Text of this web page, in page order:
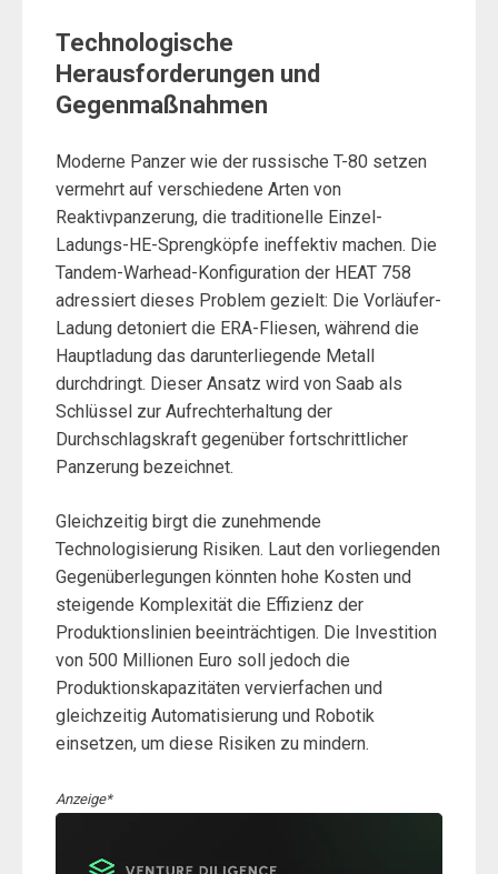
Technologische
Herausforderungen und
Gegenmaßnahmen
Moderne Panzer wie der russische T-80 setzen
vermehrt auf verschiedene Arten von
Reaktivpanzerung, die traditionelle Einzel-
Ladungs-HE-Sprengköpfe ineffektiv machen. Die
Tandem-Warhead-Konfiguration der HEAT 758
adressiert dieses Problem gezielt: Die Vorläufer-
Ladung detoniert die ERA-Fliesen, während die
Hauptladung das darunterliegende Metall
durchdringt. Dieser Ansatz wird von Saab als
Schlüssel zur Aufrechterhaltung der
Durchschlagskraft gegenüber fortschrittlicher
Panzerung bezeichnet.
Gleichzeitig birgt die zunehmende
Technologisierung Risiken. Laut den vorliegenden
Gegenüberlegungen könnten hohe Kosten und
steigende Komplexität die Effizienz der
Produktionslinien beeinträchtigen. Die Investition
von 500 Millionen Euro soll jedoch die
Produktionskapazitäten vervierfachen und
gleichzeitig Automatisierung und Robotik
einsetzen, um diese Risiken zu mindern.
Anzeige*